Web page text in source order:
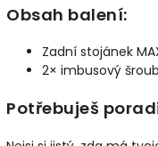
Obsah balení:
Zadní stojánek
2× imbusový šroub
Potřebuješ